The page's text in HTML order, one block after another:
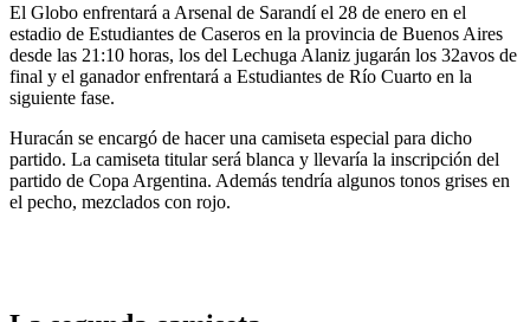
El Globo enfrentará a Arsenal de Sarandí el 28 de enero en el
estadio de Estudiantes de Caseros en la provincia de Buenos Aires
desde las 21:10 horas, los del Lechuga Alaniz jugarán los 32avos de
final y el ganador enfrentará a Estudiantes de Río Cuarto en la
siguiente fase.
Huracán se encargó de hacer una camiseta especial para dicho
partido. La camiseta titular será blanca y llevaría la inscripción del
partido de Copa Argentina. Además tendría algunos tonos grises en
el pecho, mezclados con rojo.